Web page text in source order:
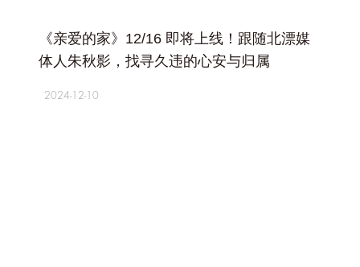
《亲爱的家》12/16 即将上线！跟随北漂媒
体人朱秋影，找寻久违的心安与归属
2024-12-10